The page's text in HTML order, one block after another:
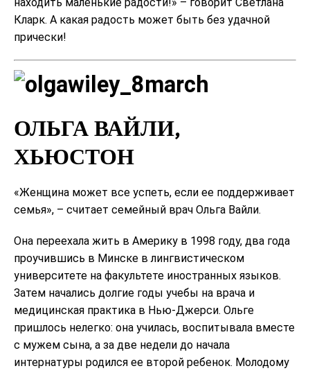
находить маленькие радости!» – говорит Светлана
Кларк. А какая радость может быть без удачной
прически!
ОЛЬГА ВАЙЛИ,
ХЬЮСТОН
«Женщина может все успеть, если ее поддерживает
семья», – считает семейный врач Ольга Вайли.
Она переехала жить в Америку в 1998 году, два года
проучившись в Минске в лингвистическом
университете на факультете иностранных языков.
Затем начались долгие годы учебы на врача и
медицинская практика в Нью-Джерси. Ольге
пришлось нелегко: она училась, воспитывала вместе
с мужем сына, а за две недели до начала
интернатуры родился ее второй ребенок. Молодому